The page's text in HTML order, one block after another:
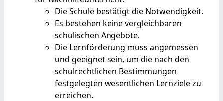
Die Schule bestätigt die Notwendigkeit.
Es bestehen keine vergleichbaren
schulischen Angebote.
Die Lernförderung muss angemessen
und geeignet sein, um die nach den
schulrechtlichen Bestimmungen
festgelegten wesentlichen Lernziele zu
erreichen.